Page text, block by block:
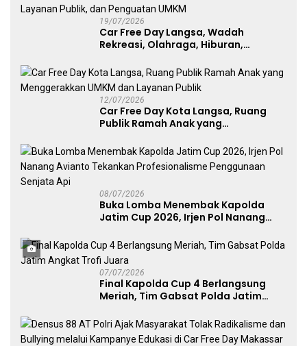
19/07/2026
Car Free Day Langsa, Wadah
Rekreasi, Olahraga, Hiburan,
UMKM
12/07/2026
Car Free Day Kota Langsa, Ruang
Publik Ramah Anak yang
Publik
08/07/2026
Buka Lomba Menembak Kapolda
Jatim Cup 2026, Irjen Pol Nanang
Penggunaan Senjata Api
07/07/2026
Final Kapolda Cup 4 Berlangsung
Meriah, Tim Gabsat Polda Jatim